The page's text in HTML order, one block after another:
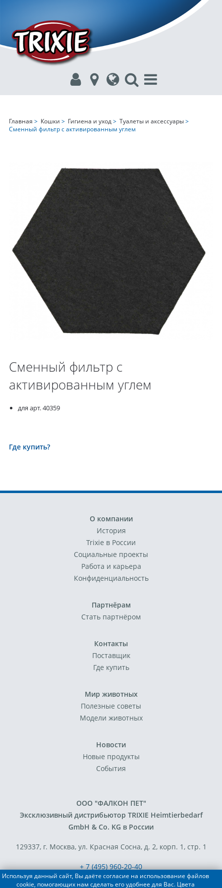
Главная > Кошки > Гигиена и уход> Туалеты и аксессуары>
Сменный фильтр с активированным углем
Сменный фильтр с
активированным углем
для арт. 40359
Где купить?
О компании
История
Trixie в России
Социальные проекты
Работа и карьера
Конфиденциальность
Партнёрам
Стать партнёром
Контакты
Поставщик
Где купить
Мир животных
Полезные советы
Модели животных
Новости
Новые продукты
События
ООО "ФАЛКОН ПЕТ"
Эксклюзивный дистрибьютор TRIXIE Heimtierbedarf
GmbH & Co. KG в России
129337, г. Москва, ул. Красная Сосна, д. 2, корп. 1, стр. 1
+ 7 (495) 960-20-40
+ 7 (495) 122-25-18
Используя данный сайт, Вы даёте согласие на использование файлов
cookie, помогающих нам сделать его удобнее для Вас. Цвета